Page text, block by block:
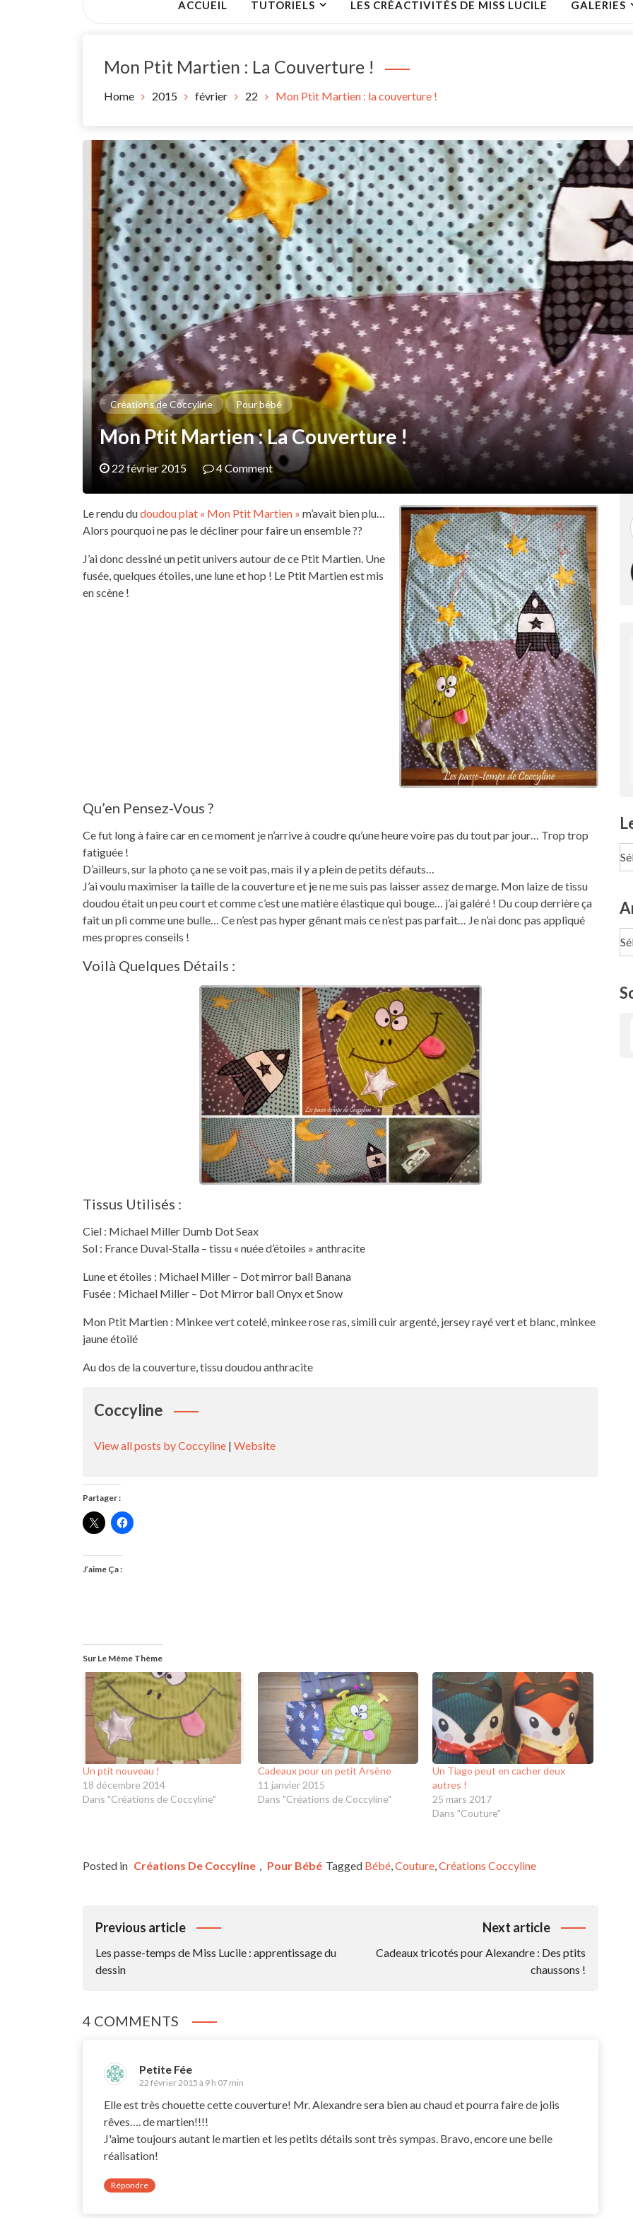
ACCUEIL TUTORIELS LES CRÉACTIVITÉS DE MISS LUCILE GALERIES
Mon Ptit Martien : La Couverture !
Home 2015 février 22 Mon Ptit Martien : la couverture !
Créations de Coccyline Pour bébé
Mon Ptit Martien : La Couverture !
22 février 2015 4 Comment
Le rendu dudoudou plat « Mon Ptit Martien » m’avait bien plu…
Alors pourquoi ne pas le décliner pour faire un ensemble ??
J’ai donc dessiné un petit univers autour de ce Ptit Martien. Une
fusée, quelques étoiles, une lune et hop ! Le Ptit Martien est mis
en scène !
Qu’en Pensez-Vous ?
Ce fut long à faire car en ce moment je n’arrive à coudre qu’une heure voire pas du tout par jour… Trop trop
fatiguée !
D’ailleurs, sur la photo ça ne se voit pas, mais il y a plein de petits défauts…
J’ai voulu maximiser la taille de la couverture et je ne me suis pas laisser assez de marge. Mon laize de tissu
doudou était un peu court et comme c’est une matière élastique qui bouge… j’ai galéré ! Du coup derrière ça
fait un pli comme une bulle… Ce n’est pas hyper gênant mais ce n’est pas parfait… Je n’ai donc pas appliqué
mes propres conseils !
Voilà Quelques Détails :
Tissus Utilisés :
Ciel : Michael Miller Dumb Dot Seax
Sol : France Duval-Stalla – tissu « nuée d’étoiles » anthracite
Lune et étoiles : Michael Miller – Dot mirror ball Banana
Fusée : Michael Miller – Dot Mirror ball Onyx et Snow
Mon Ptit Martien : Minkee vert cotelé, minkee rose ras, simili cuir argenté, jersey rayé vert et blanc, minkee
jaune étoilé
Au dos de la couverture, tissu doudou anthracite
Coccyline
View all posts by Coccyline | Website
Partager :
J’aime Ça :
Sur Le Même Thème
Un ptit nouveau !
18 décembre 2014
Dans "Créations de Coccyline"
Cadeaux pour un petit Arsène
11 janvier 2015
Dans "Créations de Coccyline"
Un Tiago peut en cacher deux
autres !
25 mars 2017
Dans "Couture"
Posted in Créations De Coccyline Pour Bébé Tagged Bébé Couture Créations Coccyline
Navigation
L’article
Previous article
Les passe-temps de Miss Lucile : apprentissage du
dessin
Next article
Cadeaux tricotés pour Alexandre : Des ptits
chaussons !
4 COMMENTS
Petite Fée
22 février 2015 à 9 h 07 min
Elle est très chouette cette couverture! Mr. Alexandre sera bien au chaud et pourra faire de jolis
rêves…. de martien!!!!
J'aime toujours autant le martien et les petits détails sont très sympas. Bravo, encore une belle
réalisation!
Répondre